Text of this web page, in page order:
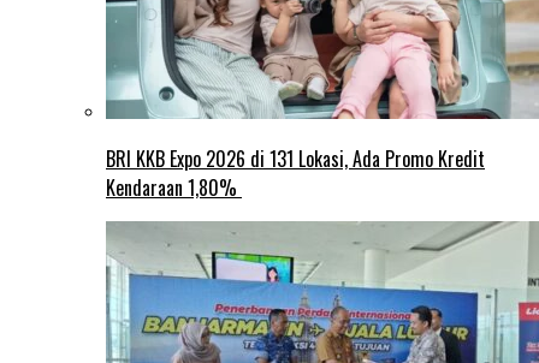
BRI KKB Expo 2026 di 131 Lokasi, Ada Promo Kredit
Kendaraan 1,80%